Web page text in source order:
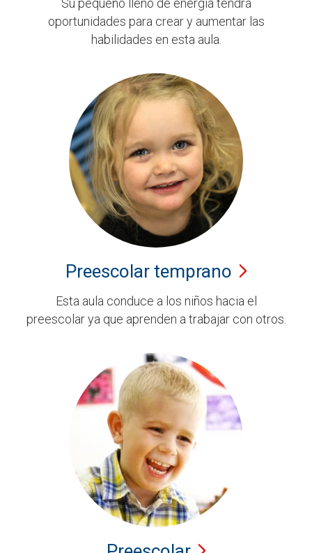
Su pequeño lleno de energía tendrá
oportunidades para crear y aumentar las
habilidades en esta aula.
Preescolar temprano
Esta aula conduce a los niños hacia el
preescolar ya que aprenden a trabajar con otros.